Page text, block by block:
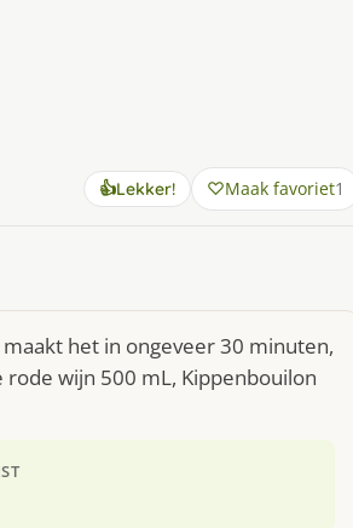
👍Lekker! Maak favoriet1
het in ongeveer 30 minuten,
wijn 500 mL, Kippenbouilon